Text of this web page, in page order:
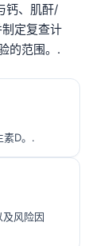
钙、肌酐/
制定复查计
的范围。.
素D。.
风险因